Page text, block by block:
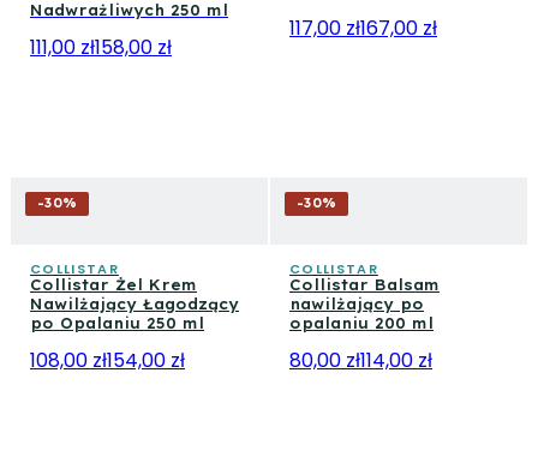
Nadwrażliwych 250 ml
111,00 zł158,00 zł
117,00 zł167,00 zł
-30%
COLLISTAR
Collistar Żel Krem
Nawilżający Łagodzący
po Opalaniu 250 ml
108,00 zł154,00 zł
-30%
COLLISTAR
Collistar Balsam
nawilżający po
opalaniu 200 ml
80,00 zł114,00 zł